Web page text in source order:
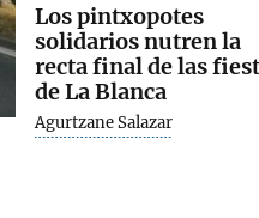
Los pintxopotes
solidarios nutren la
recta final de las
de La Blanca
Agurtzane Salazar